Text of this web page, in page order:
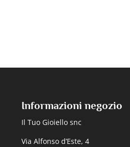
Informazioni negozio
Il Tuo Gioiello snc
Via Alfonso d’Este, 4